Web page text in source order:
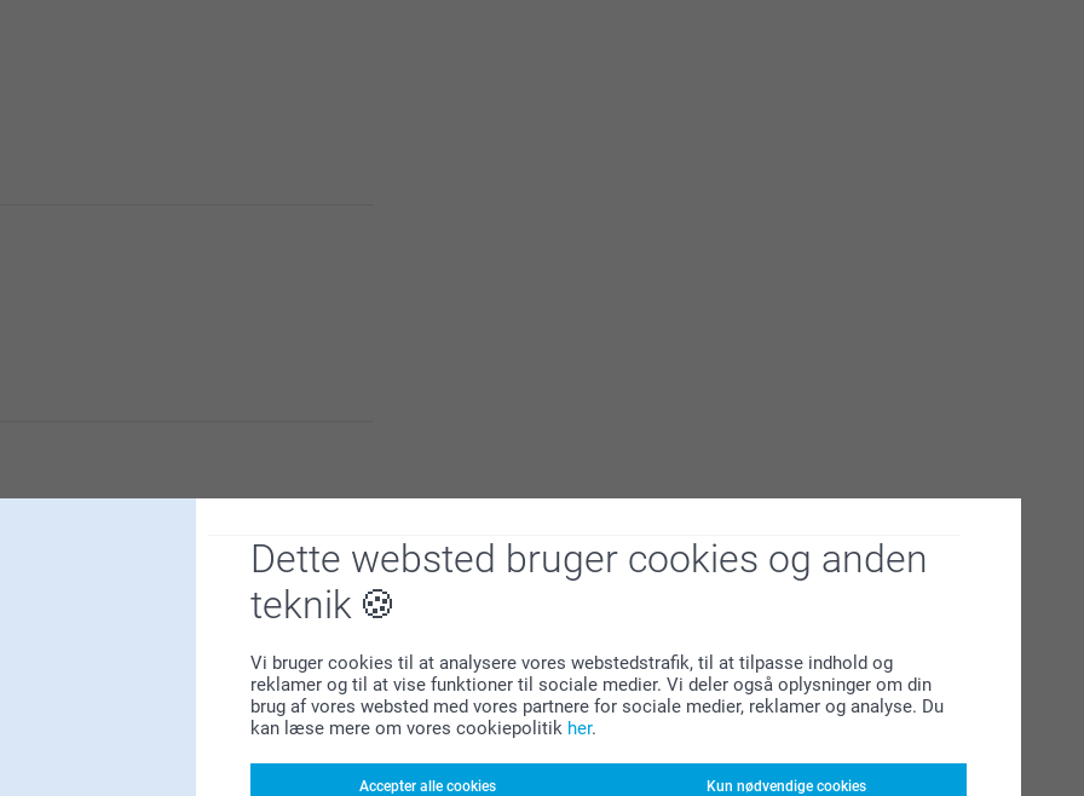
Dette websted bruger cookies og anden
teknik
Vi bruger cookies til at analysere vores webstedstrafik, til at tilpasse indhold og
reklamer og til at vise funktioner til sociale medier. Vi deler også oplysninger om din
brug af vores websted med vores partnere for sociale medier, reklamer og analyse. Du
kan læse mere om vores cookiepolitik her.
Accepter alle cookies Kun nødvendige cookies
vi håber du får glæde af den i lang tid
vi håber du får glæde af den i lang tid
den til påske